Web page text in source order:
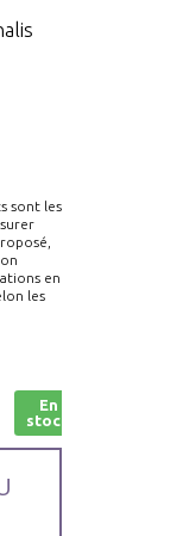
sont les
en
les
En
stock